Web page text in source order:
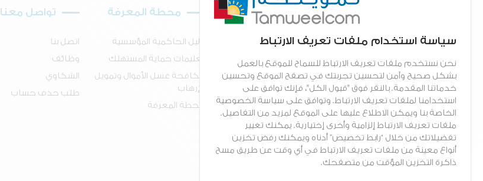
الهاتف
الادارة الرئيسية
عمان - صويلح - دخلة مؤسسة
المواصفات والمقاييس الأردنية -
حي الرحمانية - شارع خير الدين
المعاني - جريسات سنتر 2 - بناية
رقم 29
البريد الالكتروني
info@tamweelcom.org
معلومات عنا
القيم والرؤية والرسالة
فريقنا
فروعنا
الموردين المعتمدين
محطة المعرفة
دليل الحاكمية المؤسسية
تعليمات حماية المستهلك
مكافحة غسل الأموال وتمويل
الإرهاب
محطة المعرفة
تواصل معنا
اتصل بنا
وظائف
الشكاوي
طلب حذف حساب
سياسة استخدام ملفات تعريف الارتباط
نحن نستخدم ملفات تعريف الارتباط للسماح للموقع بالعمل
بشكل صحيح وآمن لتحسين تجربتك في تصفح الموقع وتحسين
خدماتنا المقدمة. بالنقر فوق "قبول الكل"، فإنك توافق على
استخدامنا لملفات تعريف الارتباط. وتوافق على سياسة الخصوصية
الخاصة بنا ويمكن الاطلاع عليها على الموقع لمزيد من التفاصيل.
ملفات تعريف الارتباط إلزامية وأخرى إختيارية. يمكنك تغيير
تفضيلاتك من خلال “رابط تخصيص” أدناه ويمكنك رفض تخزين
أنواع معينة من ملفات تعريف الارتباط في أي وقت عن طريق مسح
ذاكرة التخزين المؤقت من متصفحك.